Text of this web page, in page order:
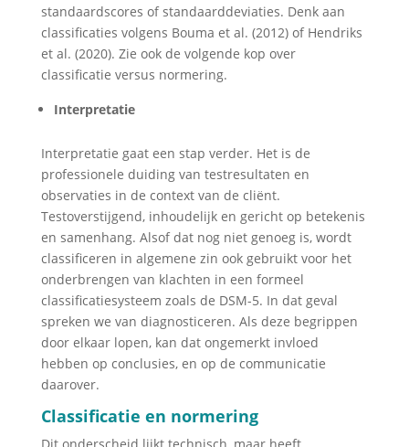
standaardscores of standaarddeviaties. Denk aan
classificaties volgens Bouma et al. (2012) of Hendriks
et al. (2020). Zie ook de volgende kop over
classificatie versus normering.
Interpretatie
Interpretatie gaat een stap verder. Het is de
professionele duiding van testresultaten en
observaties in de context van de cliënt.
Testoverstijgend, inhoudelijk en gericht op betekenis
en samenhang. Alsof dat nog niet genoeg is, wordt
classificeren in algemene zin ook gebruikt voor het
onderbrengen van klachten in een formeel
classificatiesysteem zoals de DSM-5. In dat geval
spreken we van diagnosticeren. Als deze begrippen
door elkaar lopen, kan dat ongemerkt invloed
hebben op conclusies, en op de communicatie
daarover.
Classificatie en normering